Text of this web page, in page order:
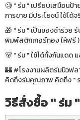
🧐 " ร่ม " เปรียบเสมือนป้
การขาย มีประโยชน์ ใช้ได้จ
🎁 " ร่ม " เป็นของชำร่วย
พิมพ์สติกเกอร์ทอง ให้ฟรี )
🐻 " ร่ม " ใช้ได้ทั้งกันแดด
🏰 #โรงงานผลิตร่มนิวฟล
คิดถึงร่มคุณภาพ คิดถึง "
วิธีสั่งซื้อ " ร่ม "